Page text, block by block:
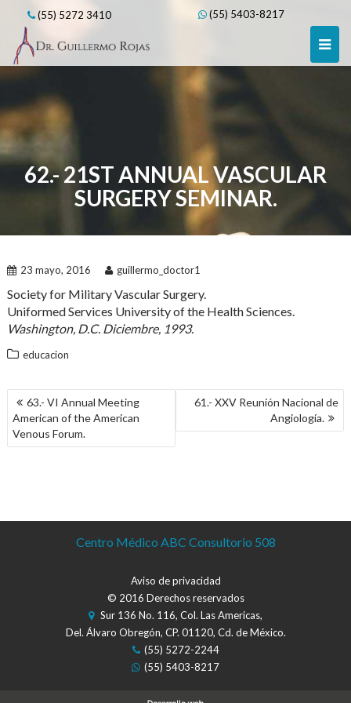
content
(55) 5272 3410 (55) 5403-8217
62.- 21ST ANNUAL VASCULAR
SURGERY SEMINAR.
23 mayo, 2016 guillermo_doctor1
Society for Military Vascular Surgery.
Uniformed Services University of the Health Sciences.
Washington, D.C. Diciembre, 1993.
educacion
NAVEGACIÓN
DE
ENTRADAS
63.- VI Annual Meeting
American of the American
Venous Forum.
61.- XXV Reunión Nacional de
Angiología.
Centro Médico ABC Consultorio 508
Aviso de privacidad
© 2016 Derechos reservados
Sur 136 No. 116, Col. Las Americas,
Del. Álvaro Obregón, CP. 01120, Cd. de México.
(55) 5272-2244
(55) 5403-8217